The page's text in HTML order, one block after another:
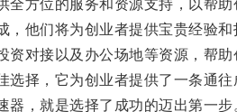
方位的服务和资源支持，以帮助
们将为创业者提供宝贵经验和
对接以及办公场地等资源，帮助
择，它为创业者提供了一条通往
，就是选择了成功的迈出第一步